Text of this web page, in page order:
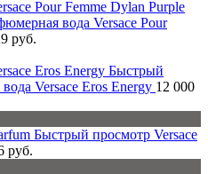
вода Versace Pour
руб.
Быстрый
Versace Eros Energy 12 000
Быстрый просмотр Versace
руб.